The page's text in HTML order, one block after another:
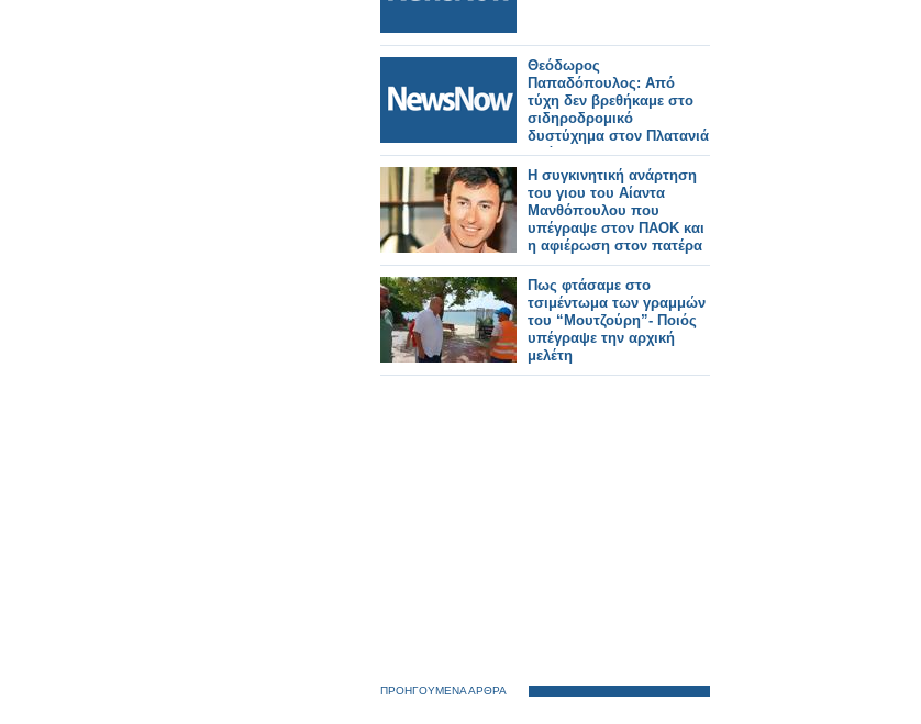
Θεόδωρος
Παπαδόπουλος: Από
τύχη δεν βρεθήκαμε στο
σιδηροδρομικό
δυστύχημα στον Πλατανιά
Δράμας
Η συγκινητική ανάρτηση
του γιου του Αίαντα
Μανθόπουλου που
υπέγραψε στον ΠΑΟΚ και
η αφιέρωση στον πατέρα
του
Πως φτάσαμε στο
τσιμέντωμα των γραμμών
του “Μουτζούρη”- Ποιός
υπέγραψε την αρχική
μελέτη
ΠΡΟΗΓΟΥΜΕΝΑ ΑΡΘΡΑ